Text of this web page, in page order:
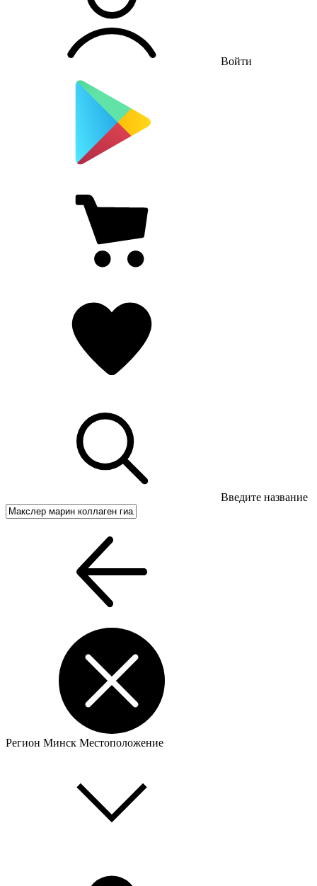
Войти
Введите название
Регион Минск Местоположение